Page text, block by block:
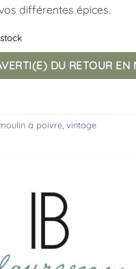
différentes épices.
DU RETOUR EN
à poivre vintage